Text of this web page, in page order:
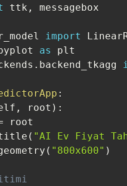
ttk ,
import
as
. backend_tkagg
:
, root ) :
root
( "AI Ev Fiyat
( "800x600" )